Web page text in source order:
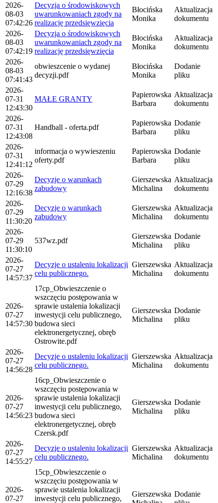
2026-
08-03
07:42:26
Decyzja o środowiskowych
uwarunkowaniach zgody na
realizację przedsięwzięcia
Błocińska
Monika
Aktualizacja
dokumentu
2026-
08-03
07:42:19
Decyzja o środowiskowych
uwarunkowaniach zgody na
realizację przedsięwzięcia
Błocińska
Monika
Aktualizacja
dokumentu
2026-
08-03
07:41:43
obwieszcenie o wydanej
decyzji.pdf
Błocińska
Monika
Dodanie
pliku
2026-
07-31
12:43:30
MAŁE GRANTY
Papierowska
Barbara
Aktualizacja
dokumentu
2026-
07-31
12:43:08
Handball - oferta.pdf
Papierowska
Barbara
Dodanie
pliku
2026-
07-31
12:41:12
informacja o wywieszeniu
oferty.pdf
Papierowska
Barbara
Dodanie
pliku
2026-
07-29
12:16:38
Decyzje o warunkach
zabudowy
Gierszewska
Michalina
Aktualizacja
dokumentu
2026-
07-29
11:30:20
Decyzje o warunkach
zabudowy
Gierszewska
Michalina
Aktualizacja
dokumentu
2026-
07-29
11:30:10
537wz.pdf
Gierszewska
Michalina
Dodanie
pliku
2026-
07-27
14:57:37
Decyzje o ustaleniu lokalizacji
celu publicznego.
Gierszewska
Michalina
Aktualizacja
dokumentu
2026-
07-27
14:57:30
17cp_Obwieszczenie o
wszczęciu postępowania w
sprawie ustalenia lokalizacji
inwestycji celu publicznego,
budowa sieci
elektronergetycznej, obręb
Ostrowite.pdf
Gierszewska
Michalina
Dodanie
pliku
2026-
07-27
14:56:28
Decyzje o ustaleniu lokalizacji
celu publicznego.
Gierszewska
Michalina
Aktualizacja
dokumentu
2026-
07-27
14:56:23
16cp_Obwieszczenie o
wszczęciu postępowania w
sprawie ustalenia lokalizacji
inwestycji celu publicznego,
budowa sieci
elektronergetycznej, obręb
Czersk.pdf
Gierszewska
Michalina
Dodanie
pliku
2026-
07-27
14:55:27
Decyzje o ustaleniu lokalizacji
celu publicznego.
Gierszewska
Michalina
Aktualizacja
dokumentu
2026-
07-27
15cp_Obwieszczenie o
wszczęciu postępowania w
sprawie ustalenia lokalizacji
inwestycji celu publicznego,
Gierszewska Dodanie